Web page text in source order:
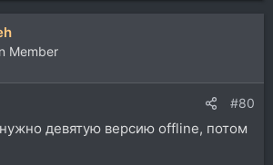
Member
#80
девятую версию offline, потом